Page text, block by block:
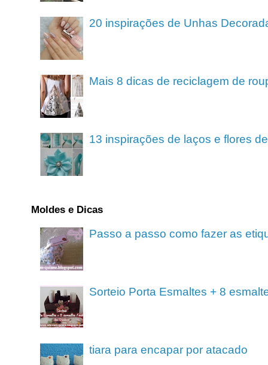
20 inspirações de Unhas
Mais 8 dicas de reciclagem de
13 inspirações de laços e flores
Moldes e Dicas
Passo a passo como fazer as
Sorteio Porta Esmaltes + 8
tiara para encapar por atacado